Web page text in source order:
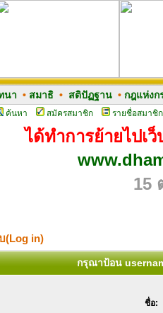
นา • สมาธิ• สติปัฏฐาน• กฎแห่งก
ค้นหา สมัครสมาชิก รายชื่อสมาชิก
ได้ทำการย้ายไปเ
15
(Log in)
กรุณาป้อน
ชื่อ: